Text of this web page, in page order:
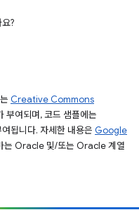
?
Creative Commons
부여되며, 코드 샘플에는
됩니다. 자세한 내용은 Google
는 Oracle 및/또는 Oracle 계열